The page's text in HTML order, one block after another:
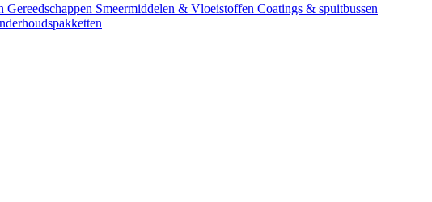
Gereedschappen Smeermiddelen & Vloeistoffen Coatings & spuitbussen